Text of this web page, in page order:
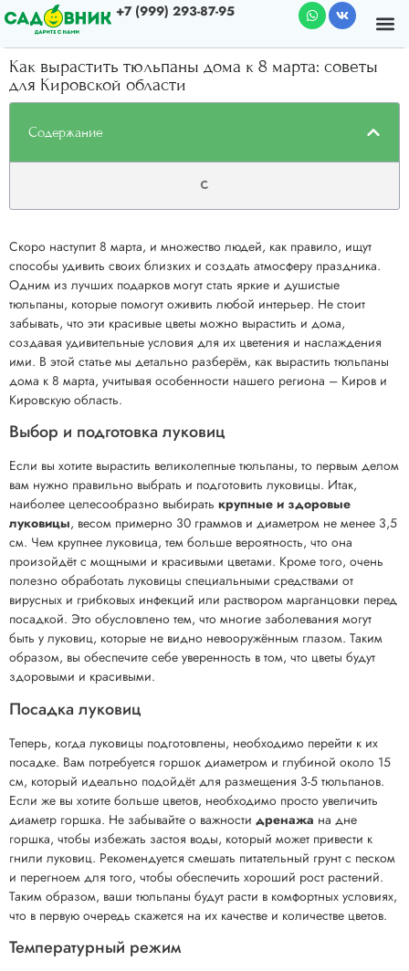
+7 (999) 293-87-95
Как вырастить тюльпаны дома к 8 марта: советы
для Кировской области
Содержание
Скоро наступит 8 марта, и множество людей, как правило, ищут
способы удивить своих близких и создать атмосферу праздника.
Одним из лучших подарков могут стать яркие и душистые
тюльпаны, которые помогут оживить любой интерьер. Не стоит
забывать, что эти красивые цветы можно вырастить и дома,
создавая удивительные условия для их цветения и наслаждения
ими. В этой статье мы детально разберём, как вырастить тюльпаны
дома к 8 марта, учитывая особенности нашего региона – Киров и
Кировскую область.
Выбор и подготовка луковиц
Если вы хотите вырастить великолепные тюльпаны, то первым делом
вам нужно правильно выбрать и подготовить луковицы. Итак,
наиболее целесообразно выбирать крупные и здоровые
луковицы, весом примерно 30 граммов и диаметром не менее 3,5
см. Чем крупнее луковица, тем больше вероятность, что она
произойдёт с мощными и красивыми цветами. Кроме того, очень
полезно обработать луковицы специальными средствами от
вирусных и грибковых инфекций или раствором марганцовки перед
посадкой. Это обусловлено тем, что многие заболевания могут
быть у луковиц, которые не видно невооружённым глазом. Таким
образом, вы обеспечите себе уверенность в том, что цветы будут
здоровыми и красивыми.
Посадка луковиц
Теперь, когда луковицы подготовлены, необходимо перейти к их
посадке. Вам потребуется горшок диаметром и глубиной около 15
см, который идеально подойдёт для размещения 3-5 тюльпанов.
Если же вы хотите больше цветов, необходимо просто увеличить
диаметр горшка. Не забывайте о важности дренажа на дне
горшка, чтобы избежать застоя воды, который может привести к
гнили луковиц. Рекомендуется смешать питательный грунт с песком
и перегноем для того, чтобы обеспечить хороший рост растений.
Таким образом, ваши тюльпаны будут расти в комфортных условиях,
что в первую очередь скажется на их качестве и количестве цветов.
Температурный режим